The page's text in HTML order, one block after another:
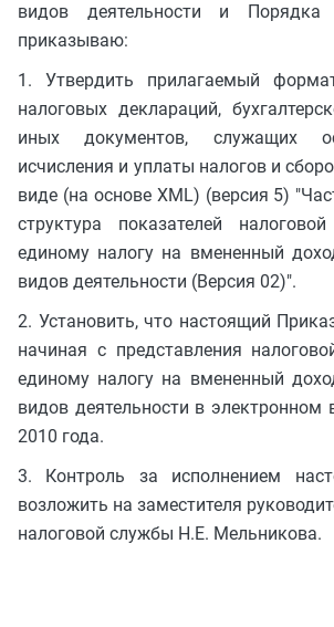
видов деятельности и Порядка
приказываю:
1. Утвердить прилагаемый
налоговых деклараций,
иных документов, служащих
исчисления и уплаты налогов и
виде (на основе XML) (версия 5)
структура показателей
единому налогу на вмененный
видов деятельности (Версия 02)".
2. Установить, что настоящий
начиная с представления
единому налогу на вмененный
видов деятельности в электронном
2010 года.
3. Контроль за исполнением
возложить на заместителя
налоговой службы Н.Е. Мельникова.